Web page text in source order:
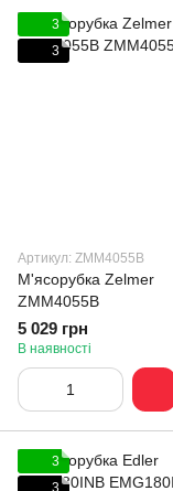
3
3
Артикул: ZMM4055B
М'ясорубка Zelmer
ZMM4055B
5 029 грн
В наявності
3
3